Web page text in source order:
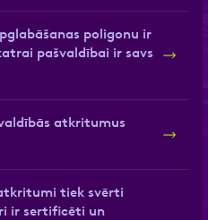
poligonu ir
pašvaldībai ir savs
atkritumus
tiek svērti
ir sertificēti un
Apstiprini, ka esi iepazinies ar
Atzīmējiet, ka piekrītat